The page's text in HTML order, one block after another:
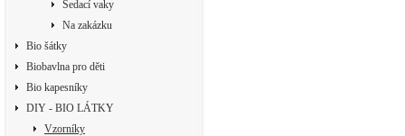
Sedací vaky
Na zakázku
Bio šátky
Biobavlna pro děti
Bio kapesníky
DIY - BIO LÁTKY
Vzorníky